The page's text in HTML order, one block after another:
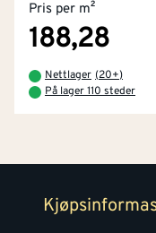
Pris per m²
188,28
Nettlager (20+)
På lager 110 steder
Kjøpsbetingelser
Betaling
Retur- og
Tjenester
Montér Klubb
Byggevarehus
Prismatch